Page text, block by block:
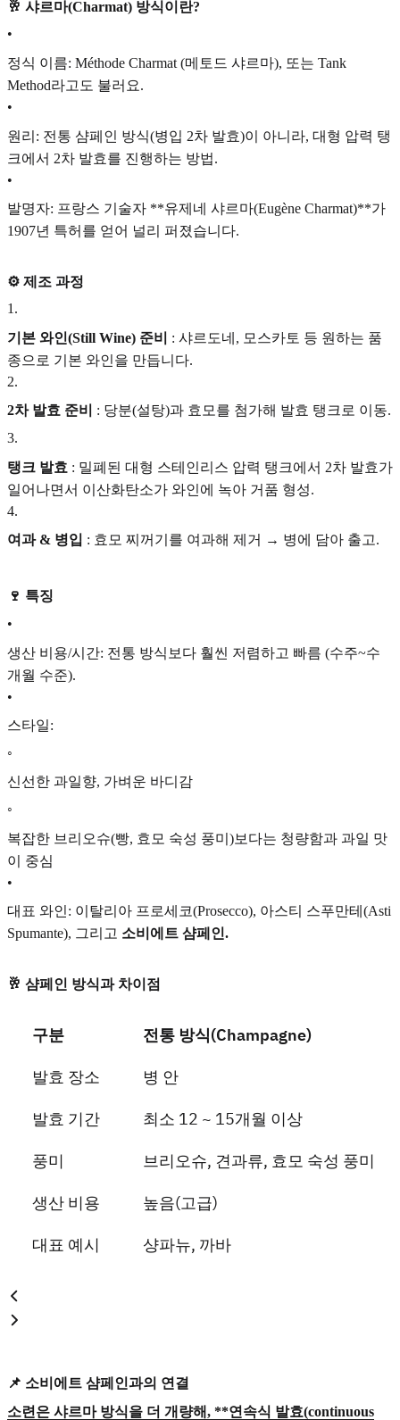
🥂 샤르마(Charmat) 방식이란?
•
정식 이름: Méthode Charmat (메토드 샤르마), 또는 Tank
Method라고도 불러요.
•
원리: 전통 샴페인 방식(병입 2차 발효)이 아니라, 대형 압력 탱
크에서 2차 발효를 진행하는 방법.
•
발명자: 프랑스 기술자 **유제네 샤르마(Eugène Charmat)**가
1907년 특허를 얻어 널리 퍼졌습니다.
⚙️ 제조 과정
1 .
기본 와인(Still Wine) 준비
: 샤르도네, 모스카토 등 원하는 품
종으로 기본 와인을 만듭니다.
2.
2차 발효 준비
: 당분(설탕)과 효모를 첨가해 발효 탱크로 이동.
3.
탱크 발효 : 밀폐된 대형 스테인리스 압력 탱크에서 2차 발효가
일어나면서 이산화탄소가 와인에 녹아 거품 형성.
4.
여과 & 병입 : 효모 찌꺼기를 여과해 제거 → 병에 담아 출고.
🍷 특징
•
생산 비용/시간: 전통 방식보다 훨씬 저렴하고 빠름 (수주~수
개월 수준).
•
스타일:
◦
신선한 과일향, 가벼운 바디감
◦
복잡한 브리오슈(빵, 효모 숙성 풍미)보다는 청량함과 과일 맛
이 중심
•
대표 와인: 이탈리아 프로세코(Prosecco), 아스티 스푸만테(Asti
Spumante), 그리고 소비에트 샴페인.
🥂 샴페인 방식과 차이점
구분 전통 방식(Champagne)
발효 장소 병 안
발효 기간 최소 12 ~ 15개월 이상
풍미 브리오슈, 견과류, 효모 숙성 풍미
생산 비용 높음(고급)
대표 예시 샹파뉴, 까바
📌 소비에트 샴페인과의 연결
소련은 샤르마 방식을 더 개량해, **연속식 발효(continuous